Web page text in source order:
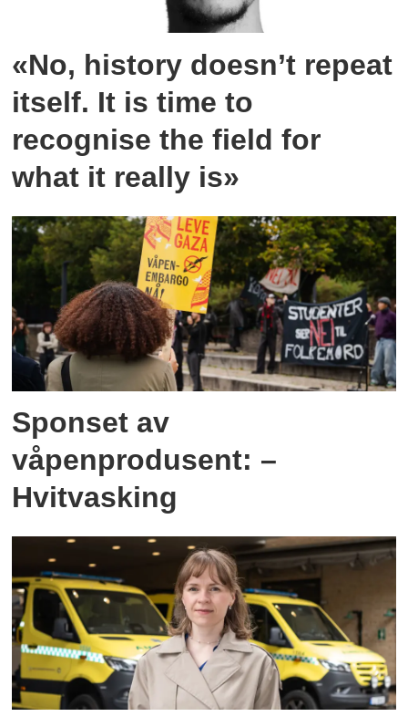
«No, history doesn’t repeat
itself. It is time to
recognise the field for
what it really is»
Sponset av
våpenprodusent: –
Hvitvasking